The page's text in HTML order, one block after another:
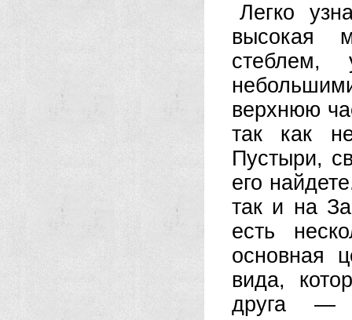
Легко
высокая
стеблем,
верхнюю
так как
Пустыри,
его
так и на
есть
основная
вида,
друга —